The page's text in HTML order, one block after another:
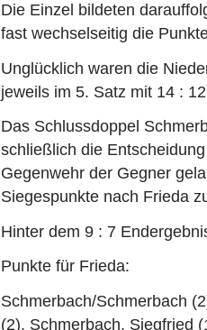
Die Einzel bildeten
fast wechselseitig die
Unglücklich waren die
jeweils im 5. Satz mit 14 :
Das Schlussdoppel
schließlich die
Gegenwehr der Gegner
Siegespunkte nach Frieda
Hinter dem 9 : 7
Punkte für Frieda:
Schmerbach/Schmerbach
(2), Schmerbach, Siegfried